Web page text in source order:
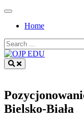
Skip
contentHome
Search
for:
Bielsko-Biała